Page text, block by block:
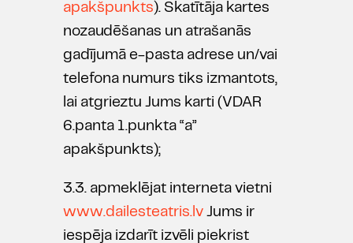
apakšpunkts). Skatītāja kartes
nozaudēšanas un atrašanās
gadījumā e-pasta adrese un/vai
telefona numurs tiks izmantots,
lai atgrieztu Jums karti (VDAR
6.panta 1.punkta “a”
apakšpunkts);
3.3. apmeklējat interneta vietni
www.dailesteatris.lv Jums ir
iespēja izdarīt izvēli piekrist